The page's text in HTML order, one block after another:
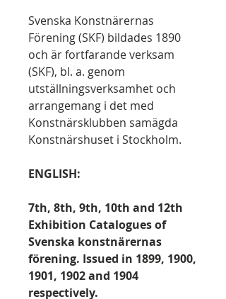
Svenska Konstnärernas
Förening (SKF) bildades 1890
och är fortfarande verksam
(SKF), bl. a. genom
utställningsverksamhet och
arrangemang i det med
Konstnärsklubben samägda
Konstnärshuset i Stockholm.
ENGLISH:
7th, 8th, 9th, 10th and 12th
Exhibition Catalogues of
Svenska konstnärernas
förening. Issued in 1899, 1900,
1901, 1902 and 1904
respectively.